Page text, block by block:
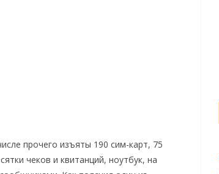
прочего изъяты 190 сим-карт, 75
чеков и квитанций, ноутбук, на